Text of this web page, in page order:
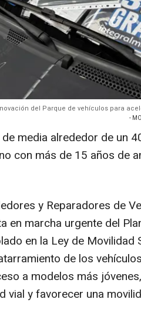
del Parque de vehículos para
-
media alrededor de un
con más de 15 años de
y Reparadores de
en marcha urgente del
en la Ley de Movilidad
de los
a modelos más
vial y favorecer una